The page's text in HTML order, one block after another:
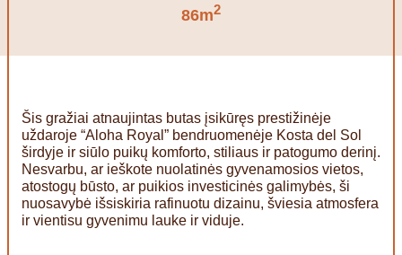
86m2
Šis gražiai atnaujintas butas įsikūręs prestižinėje
uždaroje “Aloha Royal” bendruomenėje Kosta del Sol
širdyje ir siūlo puikų komforto, stiliaus ir patogumo derinį.
Nesvarbu, ar ieškote nuolatinės gyvenamosios vietos,
atostogų būsto, ar puikios investicinės galimybės, ši
nuosavybė išsiskiria rafinuotu dizainu, šviesia atmosfera
ir vientisu gyvenimu lauke ir viduje.